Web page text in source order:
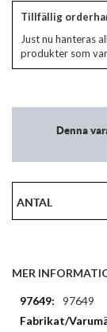
Tillfällig
Just nu hanteras
produkter som
Denna
ANTAL
MER
Mer
information
97649